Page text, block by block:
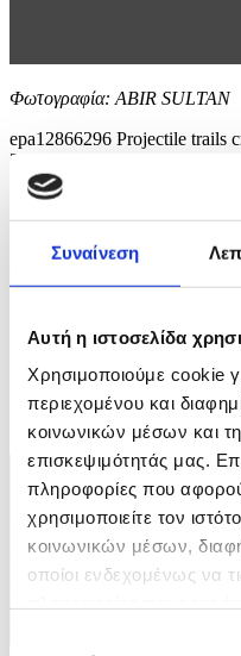
Συναίνεση
Αυτή η ιστοσελίδα
Χρησιμοποιούμε cookie
περιεχομένου και
κοινωνικών μέσων και
επισκεψιμότητάς μας.
πληροφορίες που
χρησιμοποιείτε τον
κοινωνικών μέσων,
οποίοι ενδεχομένως να
Φωτογραφία: ABIR SULTAN
epa12866296 Projectile trails
2026, as sirens alerting of
Israel. The Israeli military
launched from Iran toward
EPA/ABIR SULTAN
ΦΩΤΟ